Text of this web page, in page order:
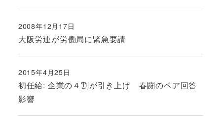
大阪労連が労働局に緊急要請
投稿日
2008年12月17日
初任給: 企業の４割が引き上げ 春闘のベア回答
影響
投稿日
2015年4月25日